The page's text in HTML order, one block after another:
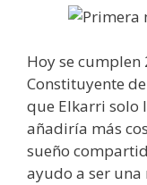
Hoy se cumplen
Constituyente
que Elkarri solo
añadiría más
sueño
ayudo a ser